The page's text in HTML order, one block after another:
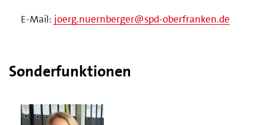
E-Mail: joerg.nuernberger@spd-oberfranken.de
Sonderfunktionen